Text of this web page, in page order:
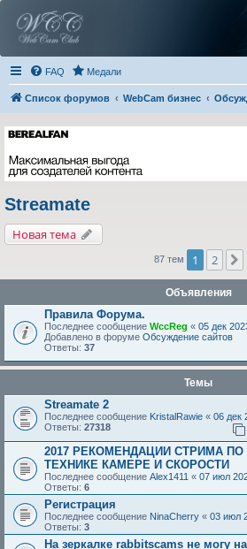
FAQ Медали
Список форумов WebCam бизнес
Streamate
Новая тема
87 тем 1 2
Объявления
Правила Форума.
Последнее сообщение WccReg « 05 дек
Добавлено в форуме Обсуждение сайтов
Ответы: 37
Темы
Streamate 2
Последнее сообщение KristalRawie « 06 дек
Ответы: 27318
2017 РЕКОМЕНДАЦИИ СТРИМА
ТЕХНИКЕ КАМЕРЕ И СКОРОСТИ
Последнее сообщение Alex1411 « 07 июл
Ответы: 6
Регистрация
Последнее сообщение NinaCherry « 03 июл
Ответы: 3
На зеркалке rabbitscams не могу